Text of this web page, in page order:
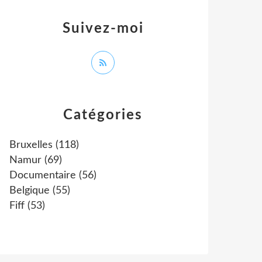
Catégories
Bruxelles (118)
Namur (69)
Documentaire (56)
Belgique (55)
Fiff (53)
Suivez-moi